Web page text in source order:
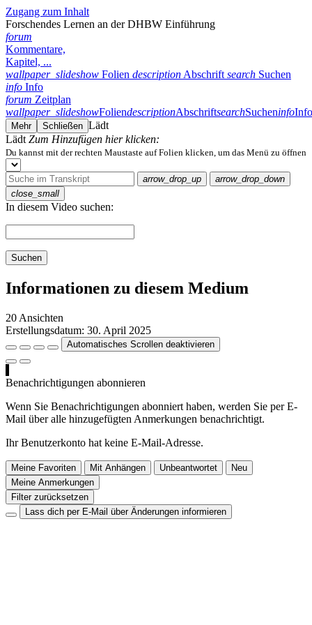
Zugang zum Inhalt
Forschendes Lernen an der DHBW Einführung
forum
Kommentare,
Kapitel, ...
wallpaper_slideshow Folien description Abschrift search Suchen
info Info
forum Zeitplan
wallpaper_slideshowFoliendescriptionAbschriftsearchSucheninfoInfo
Mehr Schließen Lädt
Lädt Zum Hinzufügen hier klicken:
Du kannst mit der rechten Maustaste auf Folien klicken, um das Menü zu öffnen
arrow_drop_up
arrow_drop_down
close_small
In diesem Video suchen:
Suchen
Informationen zu diesem Medium
20 Ansichten
Erstellungsdatum: 30. April 2025
Automatisches Scrollen deaktivieren
Benachrichtigungen abonnieren
Wenn Sie Benachrichtigungen abonniert haben, werden Sie per E-
Mail über alle hinzugefügten Anmerkungen benachrichtigt.
Ihr Benutzerkonto hat keine E-Mail-Adresse.
Meine Favoriten Mit Anhängen Unbeantwortet
Neu
Meine Anmerkungen
Filter zurücksetzen
Lass dich per E-Mail über Änderungen informieren